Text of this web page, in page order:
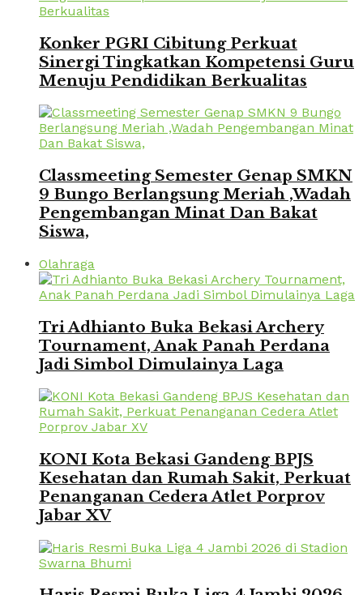
Konker PGRI Cibitung Perkuat
Sinergi Tingkatkan Kompetensi Guru
Menuju Pendidikan Berkualitas
Classmeeting Semester Genap SMKN
9 Bungo Berlangsung Meriah ,Wadah
Pengembangan Minat Dan Bakat
Siswa,
Olahraga
Tri Adhianto Buka Bekasi Archery
Tournament, Anak Panah Perdana
Jadi Simbol Dimulainya Laga
KONI Kota Bekasi Gandeng BPJS
Kesehatan dan Rumah Sakit, Perkuat
Penanganan Cedera Atlet Porprov
Jabar XV